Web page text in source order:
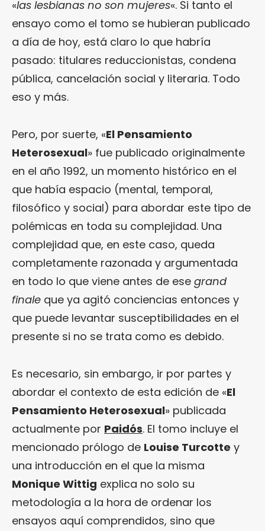
«las lesbianas no son mujeres«. Si tanto el
ensayo como el tomo se hubieran publicado
a día de hoy, está claro lo que habría
pasado: titulares reduccionistas, condena
pública, cancelación social y literaria. Todo
eso y más.
Pero, por suerte, «El Pensamiento
Heterosexual» fue publicado originalmente
en el año 1992, un momento histórico en el
que había espacio (mental, temporal,
filosófico y social) para abordar este tipo de
polémicas en toda su complejidad. Una
complejidad que, en este caso, queda
completamente razonada y argumentada
en todo lo que viene antes de ese grand
finale que ya agitó conciencias entonces y
que puede levantar susceptibilidades en el
presente si no se trata como es debido.
Es necesario, sin embargo, ir por partes y
abordar el contexto de esta edición de «El
Pensamiento Heterosexual» publicada
actualmente por Paidós. El tomo incluye el
mencionado prólogo de Louise Turcotte y
una introducción en el que la misma
Monique Wittig explica no solo su
metodología a la hora de ordenar los
ensayos aquí comprendidos, sino que